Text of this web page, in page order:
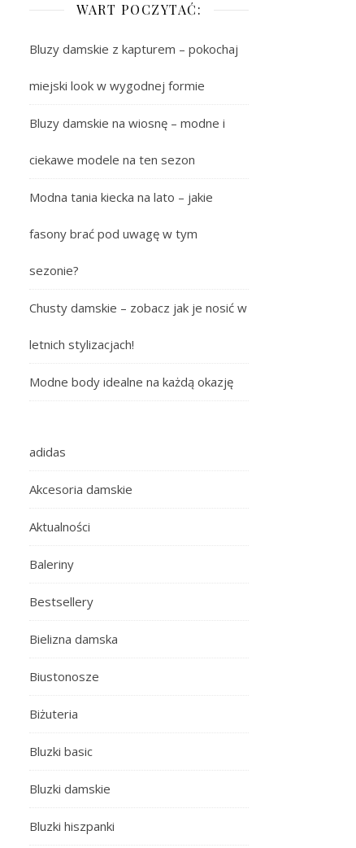
WART POCZYTAĆ:
Bluzy damskie z kapturem – pokochaj
miejski look w wygodnej formie
Bluzy damskie na wiosnę – modne i
ciekawe modele na ten sezon
Modna tania kiecka na lato – jakie
fasony brać pod uwagę w tym
sezonie?
Chusty damskie – zobacz jak je nosić w
letnich stylizacjach!
Modne body idealne na każdą okazję
adidas
Akcesoria damskie
Aktualności
Baleriny
Bestsellery
Bielizna damska
Biustonosze
Biżuteria
Bluzki basic
Bluzki damskie
Bluzki hiszpanki